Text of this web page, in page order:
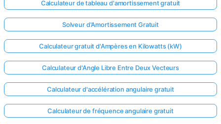
Calculateur de tableau d'amortissement gratuit
Solveur d'Amortissement Gratuit
Calculateur gratuit d'Ampères en Kilowatts (kW)
Calculateur d'Angle Libre Entre Deux Vecteurs
Calculateur d'accélération angulaire gratuit
Calculateur de fréquence angulaire gratuit